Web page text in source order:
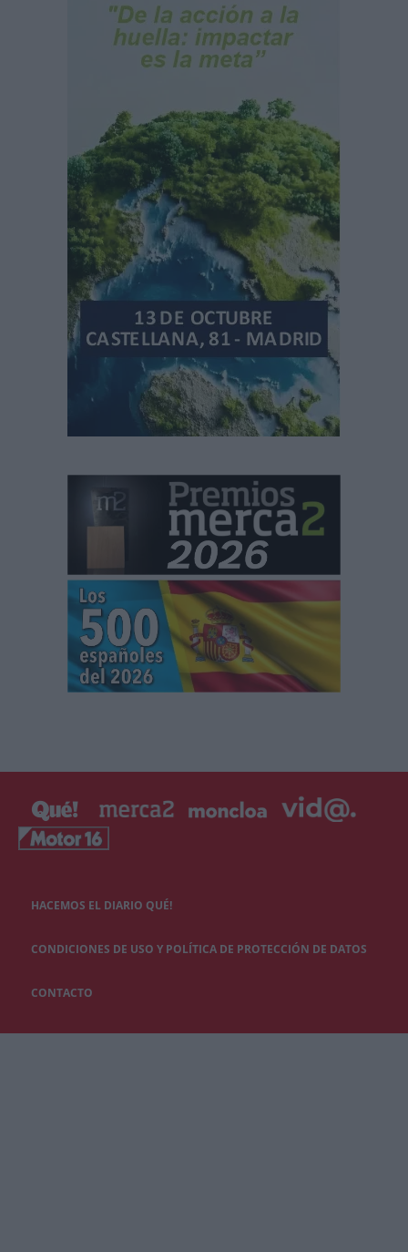
HACEMOS EL DIARIO QUÉ!
CONDICIONES DE USO Y POLÍTICA DE PROTECCIÓN DE DATOS
CONTACTO